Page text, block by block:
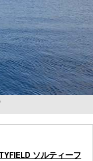
ソルティーフ